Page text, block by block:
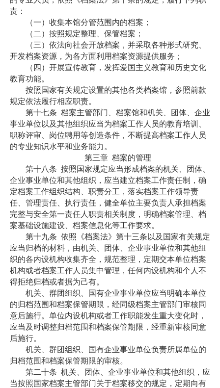
责：
（一）收集本馆分管范围内的档案；
（二）按照规定整理、保管档案；
（三）依法向社会开放档案，并采取各种形式研究、
开发档案资源，为各方面利用档案资源提供服务；
（四）开展宣传教育，发挥爱国主义教育和历史文化
教育功能。
按照国家有关规定设置的其他各类档案馆，参照前款
规定依法履行相应职责。
第十七条 档案主管部门、档案馆和机关、团体、企业
事业单位以及其他组织应当为档案工作人员的教育培训、
职称评审、岗位聘用等创造条件，不断提高档案工作人员
的专业知识水平和业务能力。
第三章 档案的管理
第十八条 按照国家规定应当形成档案的机关、团体、
企业事业单位和其他组织，应当建立档案工作责任制，确
定档案工作组织结构、职责分工，落实档案工作领导责
任、管理责任、执行责任，健全单位主要负责人承担档案
完整与安全第一责任人职责相关制度，明确档案管理、档
案基础设施建设、档案信息化等工作要求。
第十九条 依照《档案法》第十三条以及国家有关规定
应当归档的材料，由机关、团体、企业事业单位和其他组
织的各内设机构收集齐全，规范整理，定期交本单位档案
机构或者档案工作人员集中管理，任何内设机构和个人不
得拒绝归档或者据为己有。
机关、群团组织、国有企业事业单位应当明确本单位
的归档范围和档案保管期限，经同级档案主管部门审核同
意后施行。单位内设机构或者工作职能发生重大变化时，
应当及时调整归档范围和档案保管期限，经重新审核同意
后施行。
机关、群团组织、国有企业事业单位负责所属单位的
归档范围和档案保管期限的审核。
第二十条 机关、团体、企业事业单位和其他组织，应
当按照国家档案主管部门关于档案移交的规定，定期向有